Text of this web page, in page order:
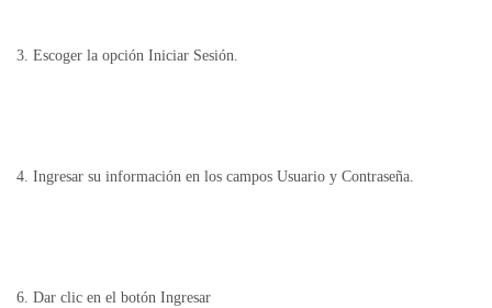
3. Escoger la opción Iniciar Sesión.
4. Ingresar su información en los campos Usuario y Contraseña.
6. Dar clic en el botón Ingresar